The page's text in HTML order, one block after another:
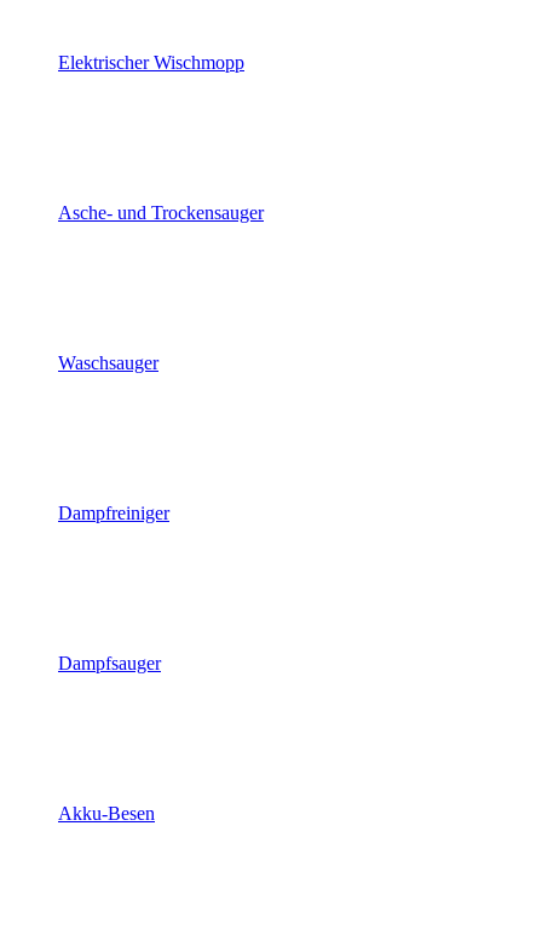
Elektrischer Wischmopp
Asche- und Trockensauger
Waschsauger
Dampfreiniger
Dampfsauger
Akku-Besen